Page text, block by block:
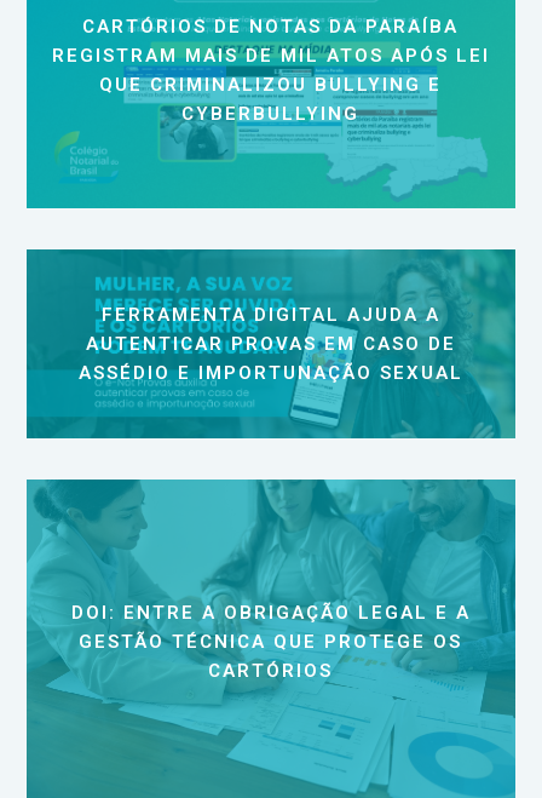
CARTÓRIOS DE NOTAS DA PARAÍBA
REGISTRAM MAIS DE MIL ATOS APÓS LEI
QUE CRIMINALIZOU BULLYING E
CYBERBULLYING
FERRAMENTA DIGITAL AJUDA A
AUTENTICAR PROVAS EM CASO DE
ASSÉDIO E IMPORTUNAÇÃO SEXUAL
DOI: ENTRE A OBRIGAÇÃO LEGAL E A
GESTÃO TÉCNICA QUE PROTEGE OS
CARTÓRIOS